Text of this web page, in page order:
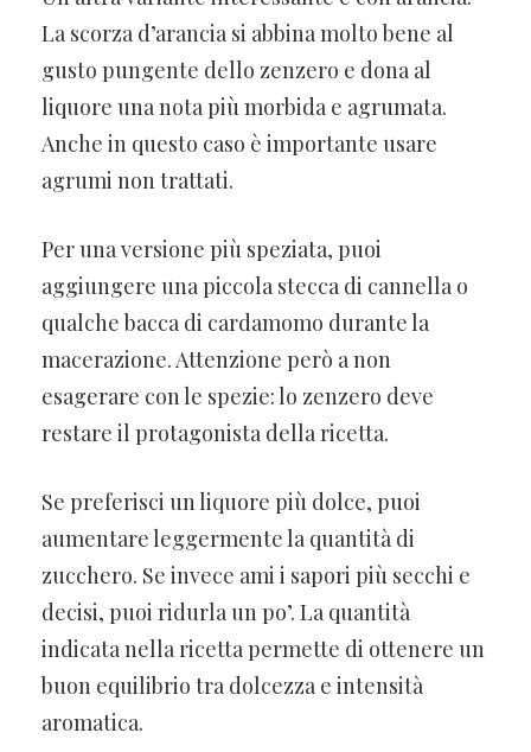
La scorza d’arancia si abbina molto bene al
gusto pungente dello zenzero e dona al
liquore una nota più morbida e agrumata.
Anche in questo caso è importante usare
agrumi non trattati.
Per una versione più speziata, puoi
aggiungere una piccola stecca di cannella o
qualche bacca di cardamomo durante la
macerazione. Attenzione però a non
esagerare con le spezie: lo zenzero deve
restare il protagonista della ricetta.
Se preferisci un liquore più dolce, puoi
aumentare leggermente la quantità di
zucchero. Se invece ami i sapori più secchi e
decisi, puoi ridurla un po’. La quantità
indicata nella ricetta permette di ottenere un
buon equilibrio tra dolcezza e intensità
aromatica.